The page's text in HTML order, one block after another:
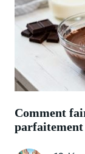
Comment
parfaitement